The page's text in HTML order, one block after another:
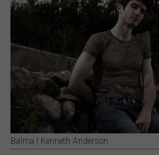
Balma | Kenneth Anderson